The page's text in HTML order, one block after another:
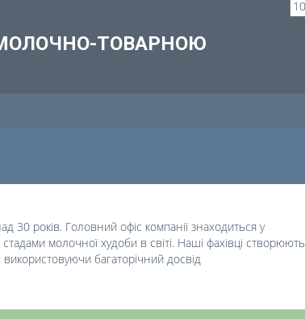
ТОВАРНОЮ
років. Головний офіс компанії знаходиться у
молочної худоби в світі. Наші фахівці створюють
багаторічний досвід